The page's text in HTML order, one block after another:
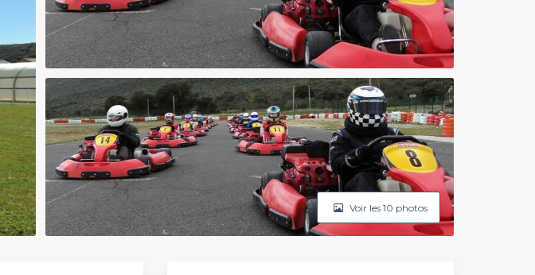
Voir les 10 photos